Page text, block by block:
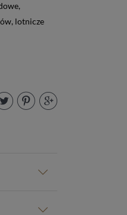
,
, lotnicze